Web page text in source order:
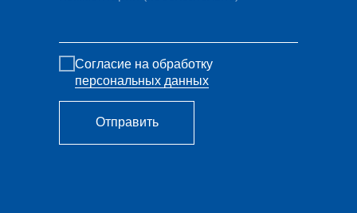
Согласие на обработку
персональных данных
Отправить